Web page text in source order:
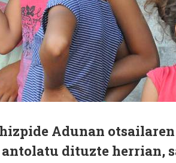
Adunan otsailaren
dituzte herrian,